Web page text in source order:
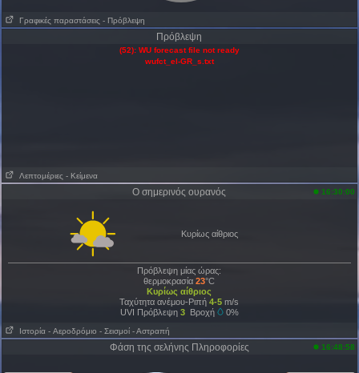
Γραφικές παραστάσεις - Πρόβλεψη
Πρόβλεψη
(52): WU forecast file not ready
wufct_el-GR_s.txt
Λεπτομέριες - Κείμενα
Ο σημερινός ουρανός 16:30:00
Κυρίως αίθριος
Πρόβλεψη μίας ώρας:
θερμοκρασία23°C
Κυρίως αίθριος
Ταχύτητα ανέμου-Ριπή 4-5 m/s
UVI Πρόβλεψη 3Βροχή 0%
Ιστορία - Aεροδρόμιο - Σεισμοί - Αστραπή
Φάση της σελήνης Πληροφορίες 16:48:58